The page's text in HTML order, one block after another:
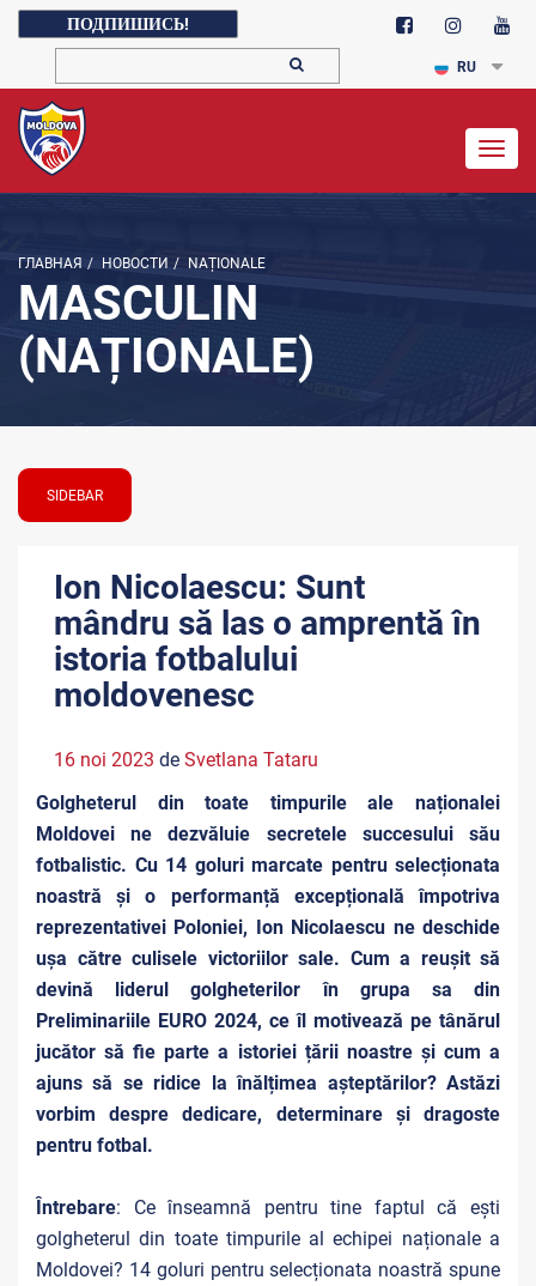
ПОДПИШИСЬ!
RU
ГЛАВНАЯ / НОВОСТИ / NAȚIONALE
MASCULIN
(NAȚIONALE)
SIDEBAR
Ion Nicolaescu: Sunt
mândru să las o amprentă în
istoria fotbalului
moldovenesc
16 noi 2023 de Svetlana Tataru
Golgheterul din toate timpurile ale naționalei
Moldovei ne dezvăluie secretele succesului său
fotbalistic. Cu 14 goluri marcate pentru selecționata
noastră și o performanță excepțională împotriva
reprezentativei Poloniei, Ion Nicolaescu ne deschide
ușa către culisele victoriilor sale. Cum a reușit să
devină liderul golgheterilor în grupa sa din
Preliminariile EURO 2024, ce îl motivează pe tânărul
jucător să fie parte a istoriei țării noastre și cum a
ajuns să se ridice la înălțimea așteptărilor? Astăzi
vorbim despre dedicare, determinare și dragoste
pentru fotbal.
Întrebare: Ce înseamnă pentru tine faptul că ești
golgheterul din toate timpurile al echipei naționale a
Moldovei? 14 goluri pentru selecționata noastră spune